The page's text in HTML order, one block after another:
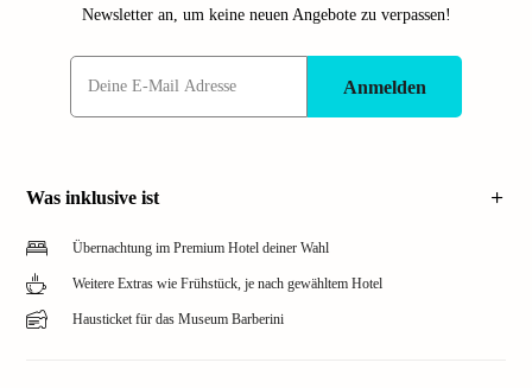
Newsletter an, um keine neuen Angebote zu verpassen!
Anmelden
Was inklusive ist
Übernachtung im Premium Hotel deiner Wahl
Weitere Extras wie Frühstück, je nach gewähltem Hotel
Hausticket für das Museum Barberini